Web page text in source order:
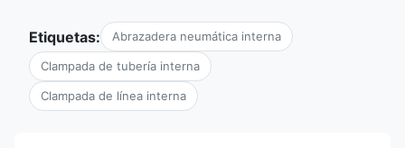
Etiquetas: Abrazadera neumática interna
Clampada de tubería interna
Clampada de línea interna